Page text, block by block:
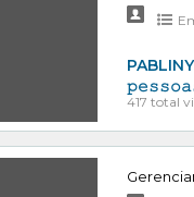
417 total